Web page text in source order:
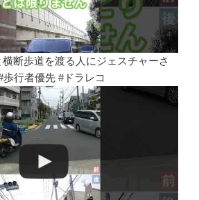
横断歩道を渡る人にジェスチャーさ
行者優先 #ドラレコ